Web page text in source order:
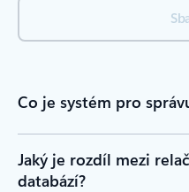
Co je systém pro
Jaký je rozdíl mezi
databází?